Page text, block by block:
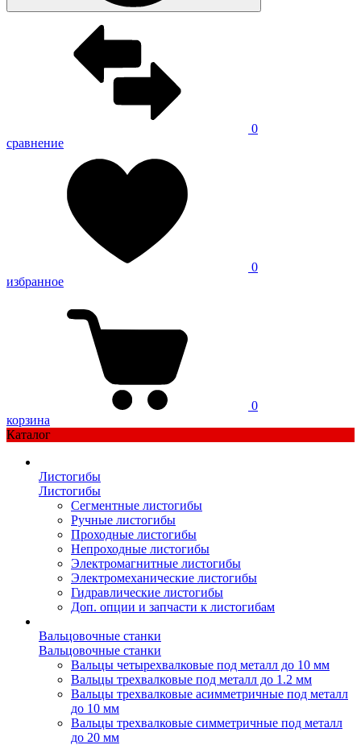
0
сравнение
0
избранное
0
корзина
Каталог
Листогибы
Листогибы
Сегментные листогибы
Ручные листогибы
Проходные листогибы
Непроходные листогибы
Электромагнитные листогибы
Электромеханические листогибы
Гидравлические листогибы
Доп. опции и запчасти к листогибам
Вальцовочные станки
Вальцовочные станки
Вальцы четырехвалковые под металл до 10 мм
Вальцы трехвалковые под металл до 1.2 мм
Вальцы трехвалковые асимметричные под металл
до 10 мм
Вальцы трехвалковые симметричные под металл
до 20 мм